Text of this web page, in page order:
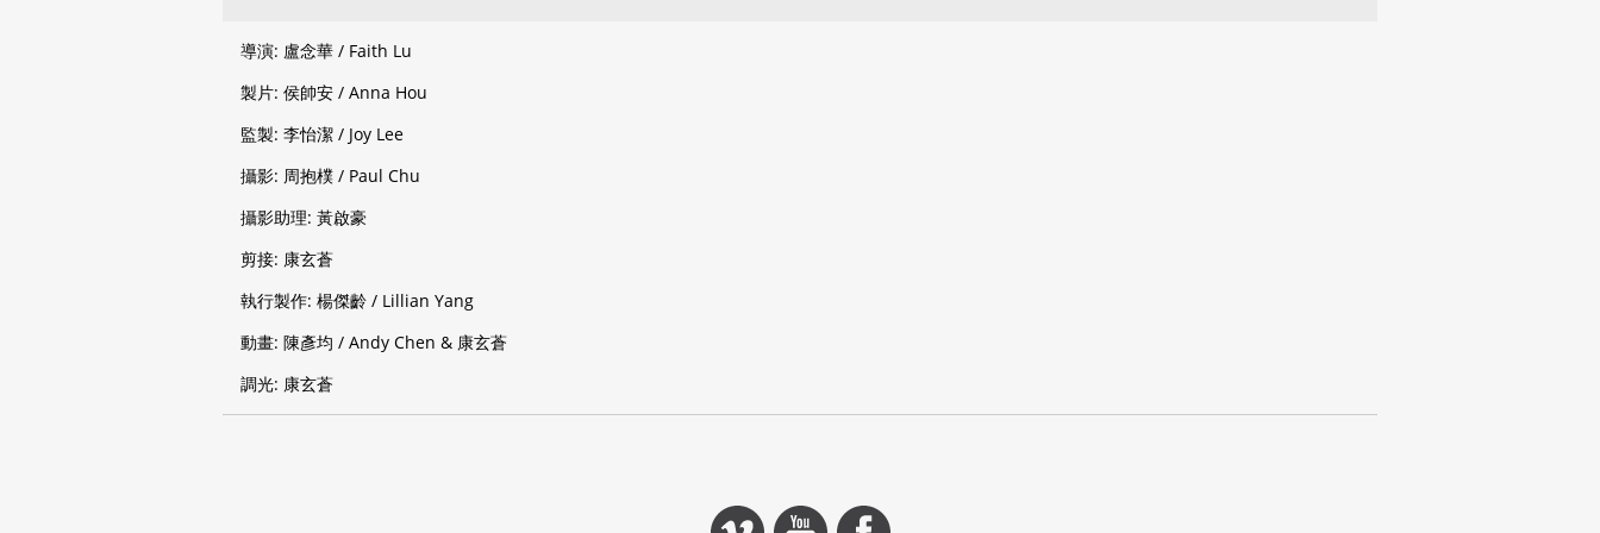
導演: 盧念華 / Faith Lu
製片: 侯帥安 / Anna Hou
監製: 李怡潔 / Joy Lee
攝影: 周抱樸 / Paul Chu
攝影助理: 黃啟豪
剪接: 康玄蒼
執行製作: 楊傑齡 / Lillian Yang
動畫: 陳彥均 / Andy Chen & 康玄蒼
調光: 康玄蒼